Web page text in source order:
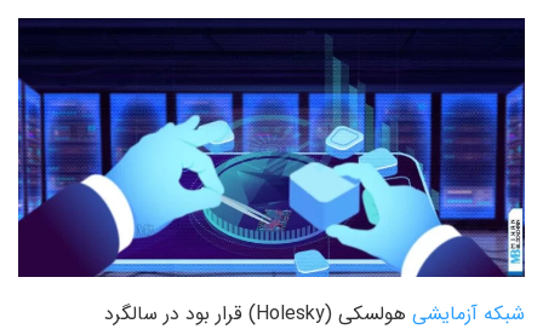
شبکه آزمایشی هولسکی (Holesky) قرار بود در سالگرد